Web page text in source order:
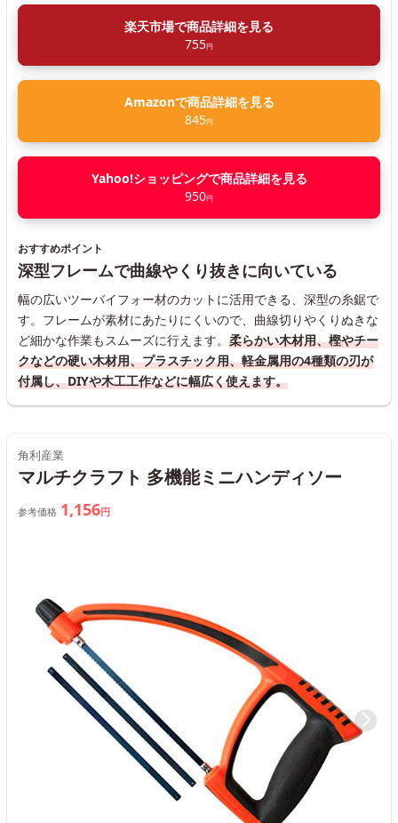
楽天市場で商品詳細を見る
755円
Amazonで商品詳細を見る
845円
Yahoo!ショッピングで商品詳細を見る
950円
おすすめポイント
深型フレームで曲線やくり抜きに向いている
幅の広いツーバイフォー材のカットに活用できる、深型の糸鋸で
す。フレームが素材にあたりにくいので、曲線切りやくりぬきな
ど細かな作業もスムーズに行えます。 柔らかい木材用、樫やチー
クなどの硬い木材用、プラスチック用、軽金属用の4種類の刃が
付属し、DIYや木工工作などに幅広く使えます。
角利産業
マルチクラフト 多機能ミニハンディソー
参考価格 1,156円